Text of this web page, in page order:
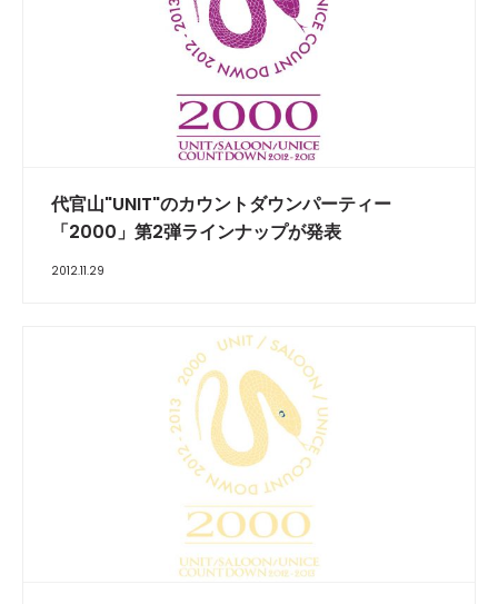
代官山"UNIT"のカウントダウンパーティー
「2000」第2弾ラインナップが発表
2012.11.29